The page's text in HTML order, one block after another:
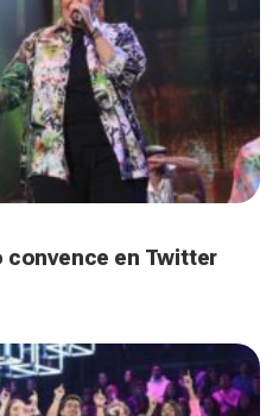
convence en Twitter